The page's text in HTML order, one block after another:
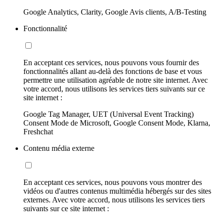
Google Analytics, Clarity, Google Avis clients, A/B-Testing
Fonctionnalité
En acceptant ces services, nous pouvons vous fournir des
fonctionnalités allant au-delà des fonctions de base et vous
permettre une utilisation agréable de notre site internet. Avec
votre accord, nous utilisons les services tiers suivants sur ce
site internet :
Google Tag Manager, UET (Universal Event Tracking)
Consent Mode de Microsoft, Google Consent Mode, Klarna,
Freshchat
Contenu média externe
En acceptant ces services, nous pouvons vous montrer des
vidéos ou d'autres contenus multimédia hébergés sur des sites
externes. Avec votre accord, nous utilisons les services tiers
suivants sur ce site internet :